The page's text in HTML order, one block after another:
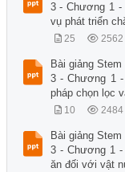
3 - Chương 1 -
vụ phát triển
25 2562
Bài giảng
3 - Chương 1
pháp chọn lọc
10 2484
Bài giảng
3 - Chương 1
ăn đối với vật